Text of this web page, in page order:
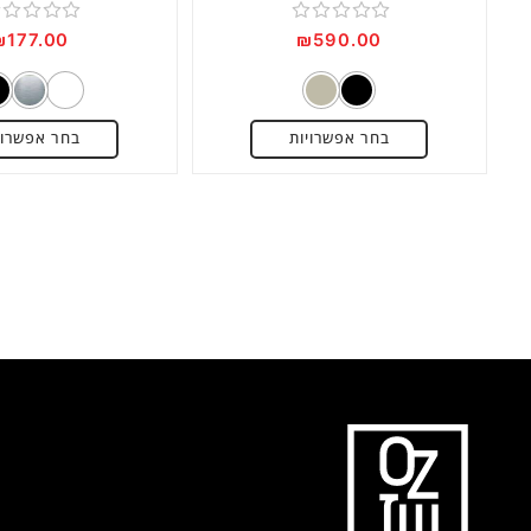
דורג
מתוך
5
₪590.00
בחר אפשרויות
דורג
0
מתוך
5
177.00
בחר